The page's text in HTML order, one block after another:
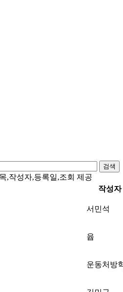
검색
,작성자,등록일,조회 제공
작성자
서민석
윱
운동처방